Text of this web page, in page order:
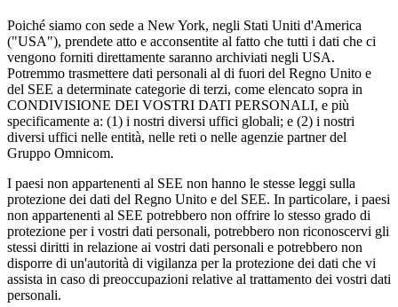
Poiché siamo con sede a New York, negli Stati Uniti d'America
("USA"), prendete atto e acconsentite al fatto che tutti i dati che ci
vengono forniti direttamente saranno archiviati negli USA.
Potremmo trasmettere dati personali al di fuori del Regno Unito e
del SEE a determinate categorie di terzi, come elencato sopra in
CONDIVISIONE DEI VOSTRI DATI PERSONALI, e più
specificamente a: (1) i nostri diversi uffici globali; e (2) i nostri
diversi uffici nelle entità, nelle reti o nelle agenzie partner del
Gruppo Omnicom.
I paesi non appartenenti al SEE non hanno le stesse leggi sulla
protezione dei dati del Regno Unito e del SEE. In particolare, i paesi
non appartenenti al SEE potrebbero non offrire lo stesso grado di
protezione per i vostri dati personali, potrebbero non riconoscervi gli
stessi diritti in relazione ai vostri dati personali e potrebbero non
disporre di un'autorità di vigilanza per la protezione dei dati che vi
assista in caso di preoccupazioni relative al trattamento dei vostri dati
personali.